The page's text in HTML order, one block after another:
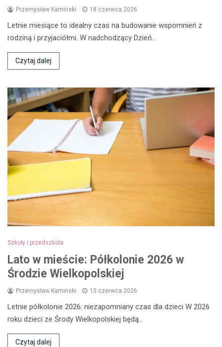
Przemysław Kamiński 18 czerwca 2026
Letnie miesiące to idealny czas na budowanie wspomnień z
rodziną i przyjaciółmi. W nadchodzący Dzień…
Czytaj dalej
Szkoły i przedszkola
Lato w mieście: Półkolonie 2026 w
Środzie Wielkopolskiej
Przemysław Kamiński 15 czerwca 2026
Letnie półkolonie 2026: niezapomniany czas dla dzieci W 2026
roku dzieci ze Środy Wielkopolskiej będą…
Czytaj dalej